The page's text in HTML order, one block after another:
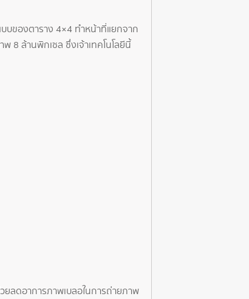
บของตาราง 4×4 ทำหน้าที่แยกจาก
8 ล้านพิกเซล ซึ่งเจ้าเทคโนโลยีนี้
ยลดอาการภาพเบลอในการถ่ายภาพ